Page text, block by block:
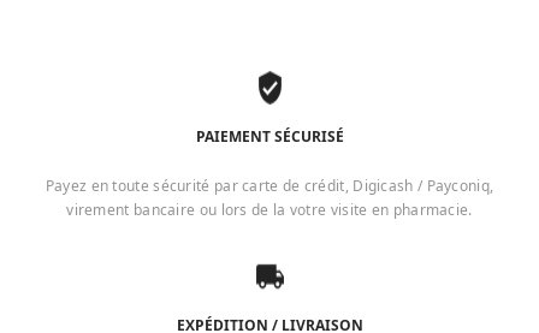
PAIEMENT SÉCURISÉ
Payez en toute sécurité par carte de crédit, Digicash / Payconiq,
virement bancaire ou lors de la votre visite en pharmacie.
EXPÉDITION / LIVRAISON